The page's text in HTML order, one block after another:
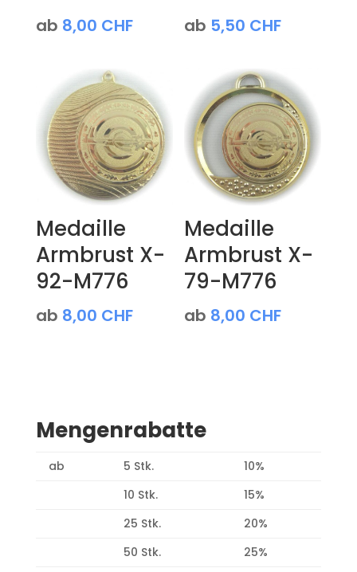
ab 8,00 CHF ab 5,50 CHF
Medaille
Armbrust X-
92-M776
ab 8,00 CHF
Medaille
Armbrust X-
79-M776
ab 8,00 CHF
Mengenrabatte
ab 5 Stk.
10%
10 Stk.
15%
25 Stk.
20%
50 Stk.
25%